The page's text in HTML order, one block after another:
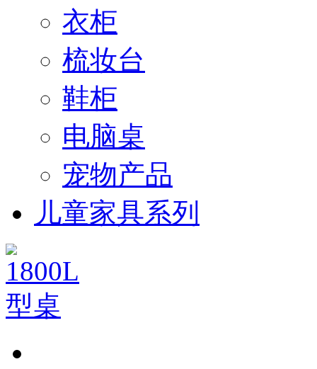
衣柜
梳妆台
鞋柜
电脑桌
宠物产品
儿童家具系列